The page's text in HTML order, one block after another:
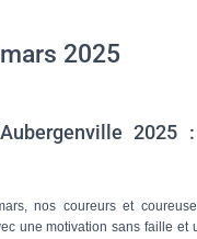
2025
nos coureurs et
une motivation sans faille